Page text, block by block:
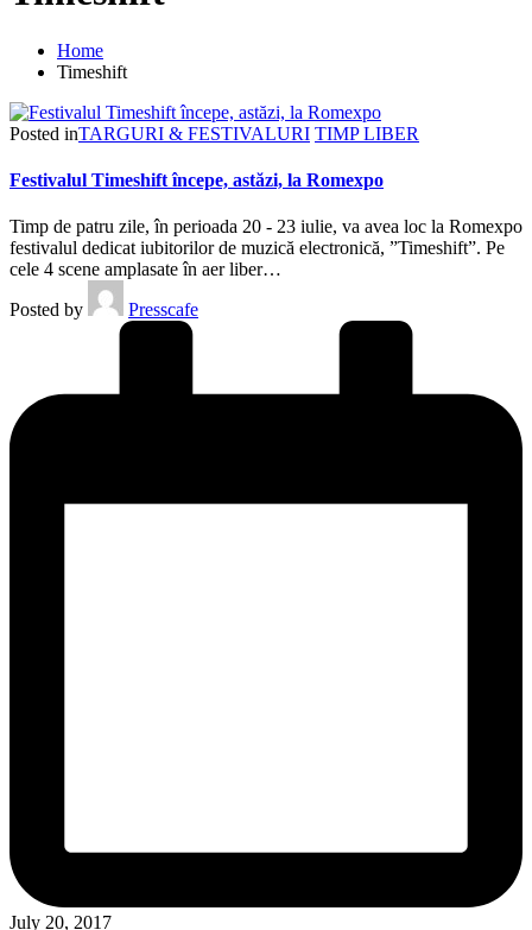
Home
Timeshift
Posted inTARGURI & FESTIVALURI TIMP LIBER
Festivalul Timeshift începe, astăzi, la Romexpo
Timp de patru zile, în perioada 20 - 23 iulie, va avea loc la Romexpo
festivalul dedicat iubitorilor de muzică electronică, ”Timeshift”. Pe
cele 4 scene amplasate în aer liber…
Posted by
Presscafe
July 20, 2017